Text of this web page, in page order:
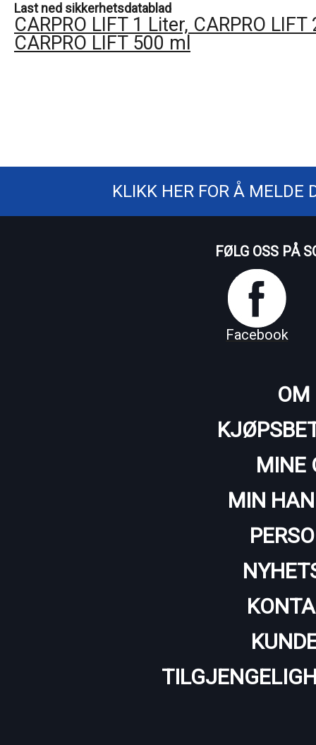
Last ned sikkerhetsdatablad
CARPRO LIFT 1 Liter, CARPRO
CARPRO LIFT 500 ml
KLIKK HER FOR Å MELDE
FØLG OSS PÅ
Facebook
OM
MINE
MIN